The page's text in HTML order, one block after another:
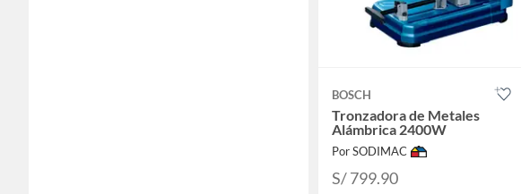
BOSCH
Tronzadora de Metales
Alámbrica 2400W
Por SODIMAC
S/ 799.90